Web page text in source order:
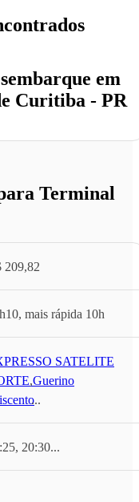
em
Curitiba - PR
Terminal
209,82
mais rápida 10h
SATELITE
,Guerino
...
20:30...